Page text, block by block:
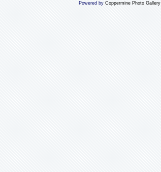
Powered by Coppermine Photo Gallery